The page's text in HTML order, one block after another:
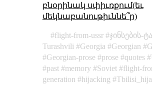
բնօրինակ սփիւռքում(եւ
մեկնաբանութիւննե՞ր)
flight-from-ussr ჯინსების-
Turashvili
Georgia Georgian
Georgian-prose
prose quotes
past
memory Soviet flight-
generation
hijacking